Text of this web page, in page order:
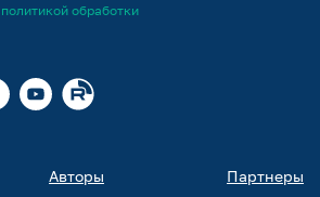
политикой обработки
Авторы Партнеры